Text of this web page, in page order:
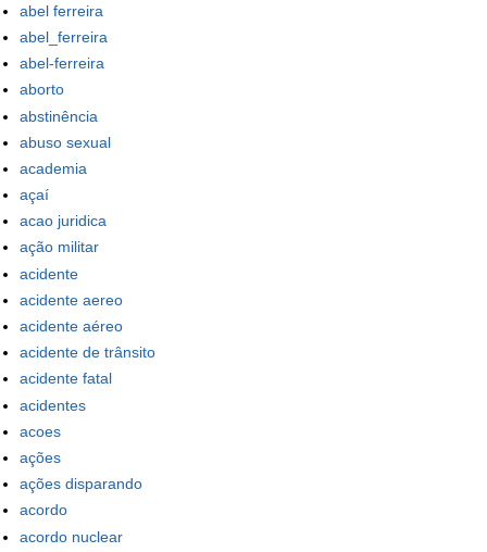
abel ferreira
abel_ferreira
abel-ferreira
aborto
abstinência
abuso sexual
academia
açaí
acao juridica
ação militar
acidente
acidente aereo
acidente aéreo
acidente de trânsito
acidente fatal
acidentes
acoes
ações
ações disparando
acordo
acordo nuclear